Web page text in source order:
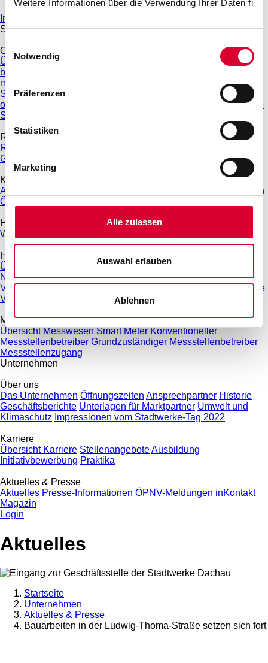
Weitere Informationen über die Verwendung Ihrer Daten
Notwendig
Präferenzen
Statistiken
Marketing
Alle zulassen
Auswahl erlauben
Ablehnen
Internet und Telefon
Service & Beratung
Online-Services
Übersicht Online-Services
Hausanschluss
beantragen
melden
Stromverträgen
SEPA-Lastschrift-Mandat
Termin
online vereinbaren
Antrag Umlagenreduzierung Wärmepumpe
Störung melden
Ratgeber
Ratgeber E-Mobilität
Glasfaser & Telefon
Kontakt
Ansprechpartner
Anregungen & Beschwerden
Öffnungszeiten
Häufig gestellte Fragen (FAQ)
Wie lese ich meine Jahresabrechnung?
Hausanschlüsse & Netzdienste
Übersicht Hausanschlüsse & Netzdienste
Netzanschlüsse Stromnetz Erdgasnetz Steuerbare
Verbrauchseinrichtungen § 14a EnWG Service für Installateure
Veröffentlichungspflichten
Messwesen
Übersicht Messwesen Smart Meter Konventioneller
Messstellenbetreiber Grundzuständiger Messstellenbetreiber
Messstellenzugang
Unternehmen
Über uns
Das Unternehmen Öffnungszeiten Ansprechpartner Historie
Geschäftsberichte Unterlagen für Marktpartner Umwelt und
Klimaschutz Impressionen vom Stadtwerke-Tag 2022
Karriere
Übersicht Karriere StellenangeboteAusbildung
Initiativbewerbung Praktika
Aktuelles & Presse
Aktuelles Presse-Informationen ÖPNV-Meldungen inKontakt
Magazin
Login
Aktuelles
Startseite
Unternehmen
Aktuelles & Presse
Bauarbeiten in der Ludwig-Thoma-Straße setzen sich fort